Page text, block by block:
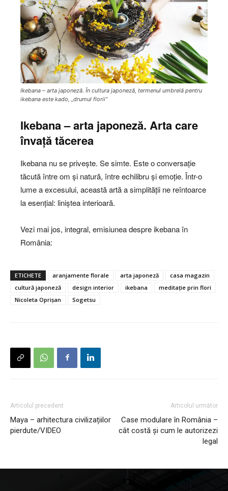
Ikebana – arta japoneză. În cultura japoneză, termenul umbrelă pentru
ikebana este kado, „drumul florii”
Ikebana – arta japoneză. Arta care
învață tăcerea
Ikebana nu se privește. Se simte. Este o conversație
tăcută între om și natură, între echilibru și emoție. Într-o
lume a excesului, această artă a simplității ne reîntoarce
la esențial: liniștea interioară.
Vezi mai jos, integral, emisiunea despre ikebana în
România:
ETICHETE aranjamente florale arta japoneză
casa magazin
cultură japoneză
design interior ikebana
meditație prin flori
Nicoleta Oprișan
Sogetsu
Articolul precedent
Maya – arhitectura civilizațiilor
pierdute/VIDEO
Articolul următor
Case modulare în România –
cât costă și cum le autorizezi
legal